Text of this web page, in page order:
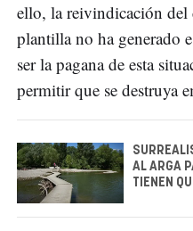
ello, la reivindicación del
plantilla no ha generado
ser la pagana de esta
permitir que se destruya
AL ARGA
TIENEN